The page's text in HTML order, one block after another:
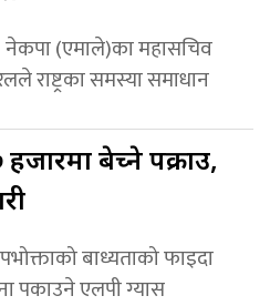
नेकपा (एमाले)का महासचिव
राष्ट्रका समस्या समाधान
बेच्ने पक्राउ,
बाध्यताको फाइदा
पकाउने एलपी ग्यास